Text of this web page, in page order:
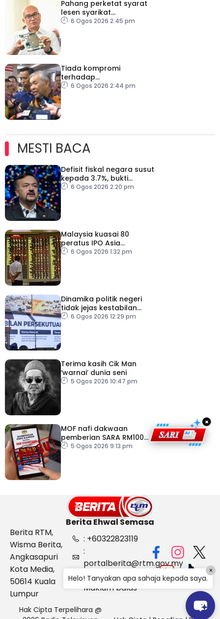
Pahang perketat syarat
lesen syarikat
telekomunikasi, bendung
6 Ogos 2026 2:45 pm
Tiada kompromi
terhadap
penyelewengan jika
6 Ogos 2026 2:44 pm
MESTI BACA
Defisit fiskal negara susut
kepada 3.7%, bukti
keyakinan pelabur masih
6 Ogos 2026 2:20 pm
Malaysia kuasai 80
peratus IPO Asia
Tenggara, kumpul AS$1.4
6 Ogos 2026 1:32 pm
Dinamika politik negeri
tidak jejas kestabilan
Kerajaan Perpaduan
6 Ogos 2026 12:29 pm
Terima kasih Cik Man
‘warnai’ dunia seni
5 Ogos 2026 10:47 pm
MOF nafi dakwaan
pemberian SARA RM100
sempena Hari
5 Ogos 2026 9:13 pm
×
Berita Ehwal Semasa
Berita RTM,
Wisma Berita,
Angkasapuri
Kota Media,
50614 Kuala
Lumpur
: +60322823119
:
portalberita@rtm.gov.my
: Aduan &
Maklum balas
Hak Cipta Terpelihara @
Helo! Tanyakan apa sahaja kepada saya.
×